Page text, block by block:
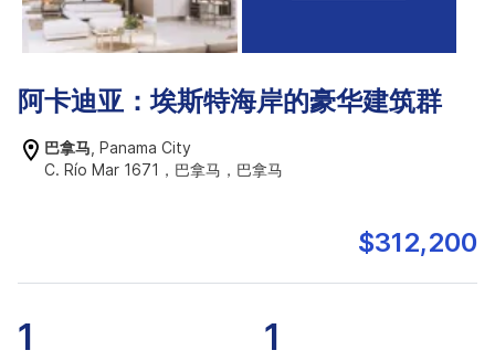
阿卡迪亚：埃斯特海岸的豪华建筑群
巴拿马 , Panama City
C. Río Mar 1671，巴拿马，巴拿马
$312,200
1 1